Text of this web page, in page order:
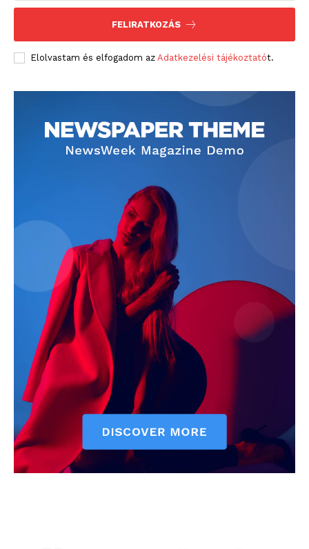
FELIRATKOZÁS
Elolvastam és elfogadom az Adatkezelési tájékoztatót.